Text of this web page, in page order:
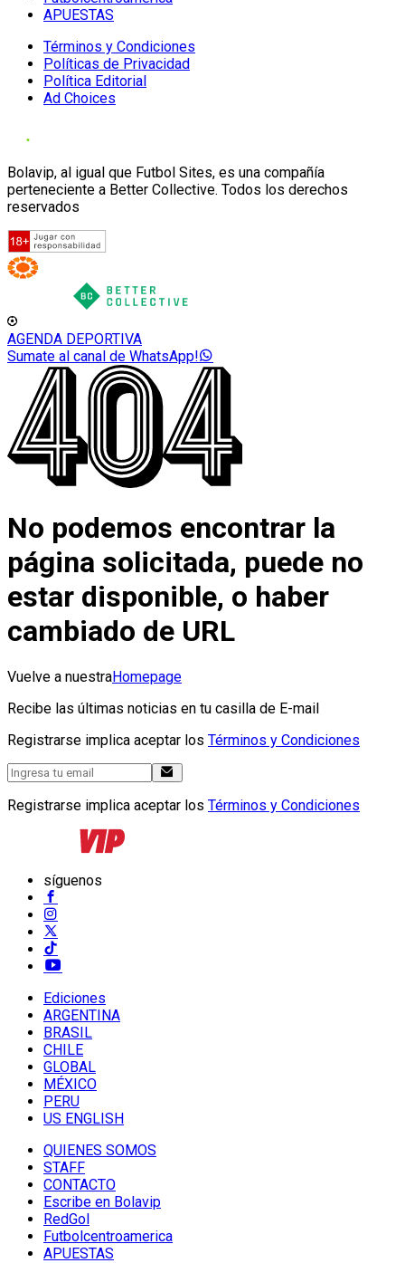
APUESTAS
Términos y Condiciones
Políticas de Privacidad
Política Editorial
Ad Choices
Bolavip, al igual que Futbol Sites, es una compañía
perteneciente a Better Collective. Todos los derechos
reservados
AGENDA DEPORTIVA
Sumate al canal de WhatsApp!
No podemos encontrar la
página solicitada, puede no
estar disponible, o haber
cambiado de URL
Vuelve a nuestraHomepage
Recibe las últimas noticias en tu casilla de E-mail
Registrarse implica aceptar los Términos y Condiciones
Registrarse implica aceptar los Términos y Condiciones
síguenos
Ediciones
ARGENTINA
BRASIL
CHILE
GLOBAL
MÉXICO
PERU
US ENGLISH
QUIENES SOMOS
STAFF
CONTACTO
Escribe en Bolavip
RedGol
Futbolcentroamerica
APUESTAS